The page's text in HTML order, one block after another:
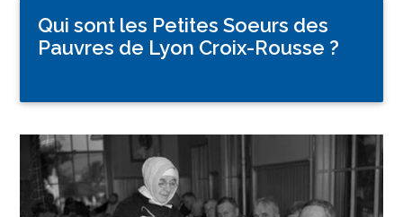
Qui sont les Petites Soeurs des
Pauvres de Lyon Croix-Rousse ?